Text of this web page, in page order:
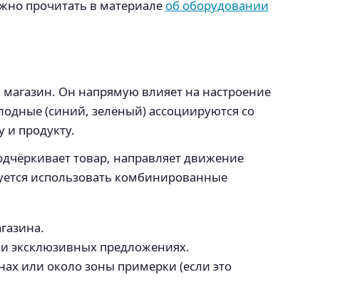
прочитать в материале об оборудовании
Он напрямую влияет на настроение
(синий, зелёный) ассоциируются со
и продукту.
товар, направляет движение
использовать комбинированные
эксклюзивных предложениях.
или около зоны примерки (если это